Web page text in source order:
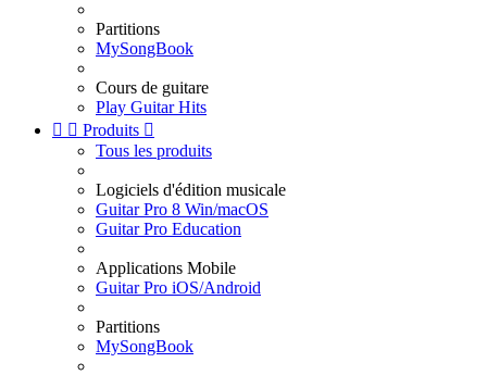
Partitions
MySongBook
Cours de guitare
Play Guitar Hits
  Produits 
Tous les produits
Logiciels d'édition musicale
Guitar Pro 8 Win/macOS
Guitar Pro Education
Applications Mobile
Guitar Pro iOS/Android
Partitions
MySongBook